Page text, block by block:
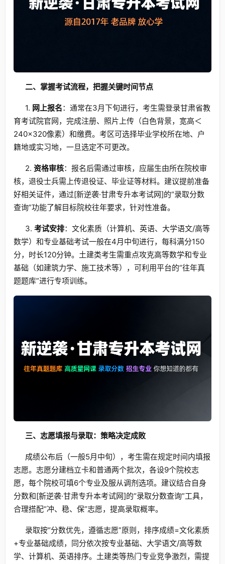
二、掌握考试流程，把握关键时间节点
1. 网上报名：通常在3月下旬进行，考生需登录甘肃省教
育考试院官网，完成注册、照片上传（白色背景，宽高＜
240×320像素）和缴费。考区可选择毕业学校所在地、户
籍地或实习地，一旦选定不可更改。
2. 资格审核：报名后需通过审核，应届生由所在院校审
核，退役士兵需上传退役证、毕业证等材料。建议提前准备
好相关证件，通过[新逆袭·甘肃专升本考试网]的“录取分数
查询”功能了解目标院校往年要求，针对性准备。
3. 考试安排：文化素质（计算机、英语、大学语文/高等
数学）和专业基础考试一般在4月中旬进行，每科满分150
分，时长120分钟。土建类考生需重点攻克高等数学和专业
基础（如建筑力学、施工技术等），可利用平台的“往年真
题题库”进行专项训练。
三、志愿填报与录取：策略决定成败
成绩公布后（一般5月中旬），考生需在规定时间内填报
志愿。志愿分建档立卡和普通两个批次，各设9个院校志
愿，每个院校可填6个专业及服从调剂选项。建议结合自身
分数和[新逆袭·甘肃专升本考试网]的“录取分数查询”工具，
合理搭配“冲、稳、保”志愿，提高录取概率。
录取按“分数优先，遵循志愿”原则，排序成绩=文化素质
+专业基础成绩，同分依次按专业基础、大学语文/高等数
学、计算机、英语排序。土建类等热门专业竞争激烈，需提